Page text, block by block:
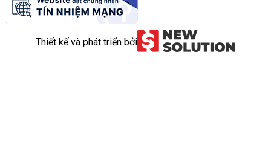
Thiết kế và phát triển bởi